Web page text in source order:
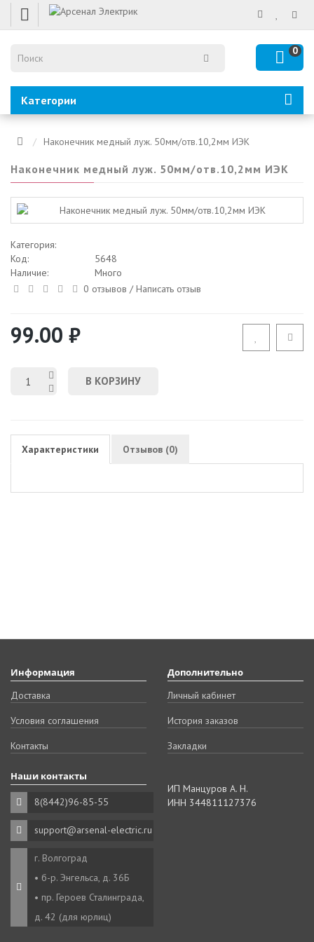
0
Категории
Наконечник медный луж. 50мм/отв.10,2мм ИЭК
Наконечник медный луж. 50мм/отв.10,2мм ИЭК
Категория:
Код:
5648
Наличие:
Много
0 отзывов /Написать отзыв
99.00 ₽
В КОРЗИНУ
Характеристики Отзывов (0)
Информация
Доставка
Условия соглашения
Контакты
Дополнительно
Личный кабинет
История заказов
Закладки
Наши контакты
8(8442)96-85-55
support@arsenal-electric.ru
г. Волгоград
• б-р. Энгельса, д. 36Б
• пр. Героев Сталинграда,
д. 42 (для юрлиц)
ИП Манцуров А. Н.
ИНН 344811127376